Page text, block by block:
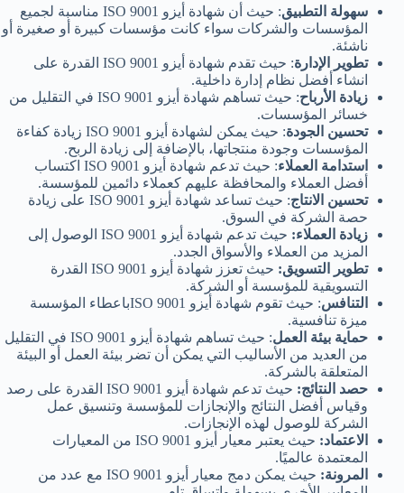
سهولة التطبيق
: حيث أن شهادة أيزو ISO 9001 مناسبة لجميع
المؤسسات والشركات سواء كانت مؤسسات كبيرة أو صغيرة أو
ناشئة.
تطوير الإدارة
: حيث تقدم شهادة أيزو ISO 9001 القدرة على
انشاء أفضل نظام إدارة داخلية.
زيادة الأرباح
: حيث تساهم شهادة أيزو ISO 9001 في التقليل من
خسائر المؤسسات.
تحسين الجودة
: حيث يمكن لشهادة أيزو ISO 9001 زيادة كفاءة
المؤسسات وجودة منتجاتها، بالإضافة إلى زيادة الربح.
استدامة العملاء
: حيث تدعم شهادة أيزو ISO 9001 اكتساب
أفضل العملاء والمحافظة عليهم كعملاء دائمين للمؤسسة.
تحسين الانتاج
: حيث تساعد شهادة أيزو ISO 9001 على زيادة
حصة الشركة في السوق.
زيادة العملاء:
حيث تدعم شهادة أيزو ISO 9001 الوصول إلى
المزيد من العملاء والأسواق الجدد.
تطوير التسويق:
حيث تعزز شهادة أيزو ISO 9001 القدرة
التسويقية للمؤسسة أو الشركة.
التنافس
: حيث تقوم شهادة أيزو ISO 9001باعطاء المؤسسة
ميزة تنافسية.
حماية بيئة العمل
: حيث تساهم شهادة أيزو ISO 9001 في التقليل
من العديد من الأساليب التي يمكن أن تضر بيئة العمل أو البيئة
المتعلقة بالشركة.
حصد النتائج:
حيث تدعم شهادة أيزو ISO 9001 القدرة على رصد
وقياس أفضل النتائج والإنجازات للمؤسسة وتنسيق عمل
الشركة للوصول لهذه الإنجازات.
الاعتماد:
حيث يعتبر معيار أيزو ISO 9001 من المعيارات
المعتمدة عالميًا.
المرونة:
حيث يمكن دمج معيار أيزو ISO 9001 مع عدد من